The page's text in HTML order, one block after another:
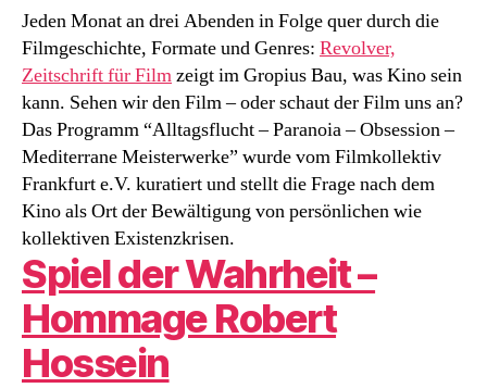
Jeden Monat an drei Abenden in Folge quer durch die
Filmgeschichte, Formate und Genres: Revolver,
Zeitschrift für Filmzeigt im Gropius Bau, was Kino sein
kann. Sehen wir den Film – oder schaut der Film uns an?
Das Programm “Alltagsflucht – Paranoia – Obsession –
Mediterrane Meisterwerke” wurde vom Filmkollektiv
Frankfurt e.V. kuratiert und stellt die Frage nach dem
Kino als Ort der Bewältigung von persönlichen wie
kollektiven Existenzkrisen.
Spiel der Wahrheit –
Hommage Robert
Hossein